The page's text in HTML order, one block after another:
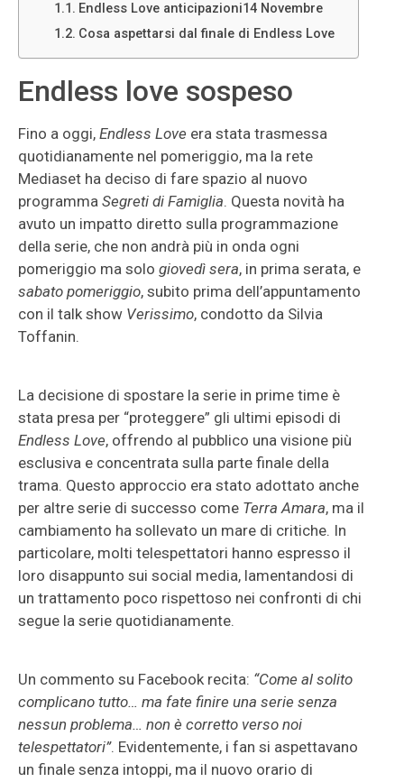
Endless Love anticipazioni14 Novembre
Cosa aspettarsi dal finale di Endless Love
Endless love sospeso
Fino a oggi, Endless Love era stata trasmessa
quotidianamente nel pomeriggio, ma la rete
Mediaset ha deciso di fare spazio al nuovo
programma Segreti di Famiglia. Questa novità ha
avuto un impatto diretto sulla programmazione
della serie, che non andrà più in onda ogni
pomeriggio ma solo giovedì sera, in prima serata, e
sabato pomeriggio, subito prima dell’appuntamento
con il talk show Verissimo, condotto da Silvia
Toffanin.
La decisione di spostare la serie in prime time è
stata presa per “proteggere” gli ultimi episodi di
Endless Love, offrendo al pubblico una visione più
esclusiva e concentrata sulla parte finale della
trama. Questo approccio era stato adottato anche
per altre serie di successo come Terra Amara, ma il
cambiamento ha sollevato un mare di critiche. In
particolare, molti telespettatori hanno espresso il
loro disappunto sui social media, lamentandosi di
un trattamento poco rispettoso nei confronti di chi
segue la serie quotidianamente.
Un commento su Facebook recita: “Come al solito
complicano tutto… ma fate finire una serie senza
nessun problema… non è corretto verso noi
telespettatori”. Evidentemente, i fan si aspettavano
un finale senza intoppi, ma il nuovo orario di